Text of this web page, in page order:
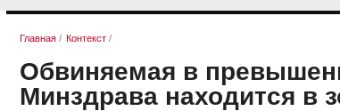
Главная / Контекст /
Обвиняемая в
Минздрава находится в